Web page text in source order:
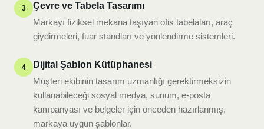
3
Çevre ve Tabela Tasarımı
Markayı fiziksel mekana taşıyan ofis tabelaları, araç
giydirmeleri, fuar standları ve yönlendirme sistemleri.
4
Dijital Şablon Kütüphanesi
Müşteri ekibinin tasarım uzmanlığı gerektirmeksizin
kullanabileceği sosyal medya, sunum, e-posta
kampanyası ve belgeler için önceden hazırlanmış,
markaya uygun şablonlar.